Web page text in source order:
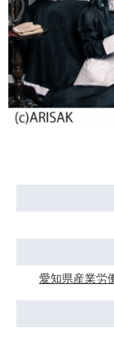
愛知県産業